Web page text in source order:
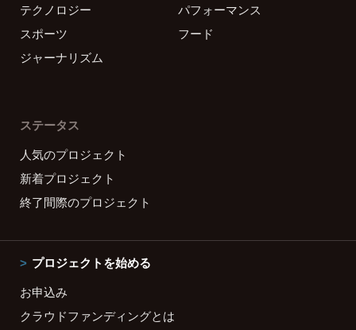
テクノロジー
パフォーマンス
スポーツ
フード
ジャーナリズム
ステータス
人気のプロジェクト
新着プロジェクト
終了間際のプロジェクト
プロジェクトを始める
お申込み
クラウドファンディングとは